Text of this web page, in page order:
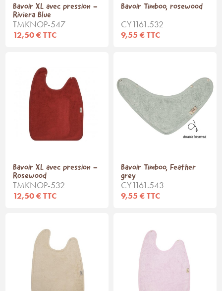
Bavoir XL avec pression -
Riviera Blue
TMKNOP-547
12,50 € TTC
Bavoir Timboo, rosewood
CY1161.532
9,55 € TTC
Bavoir XL avec pression -
Rosewood
TMKNOP-532
12,50 € TTC
Bavoir Timboo, Feather
grey
CY1161.543
9,55 € TTC